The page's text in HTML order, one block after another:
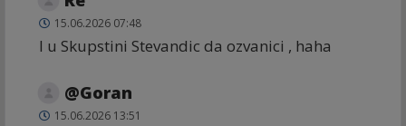
15.06.2026 07:48
I u Skupstini Stevandic da ozvanici , haha
@Goran
15.06.2026 13:51